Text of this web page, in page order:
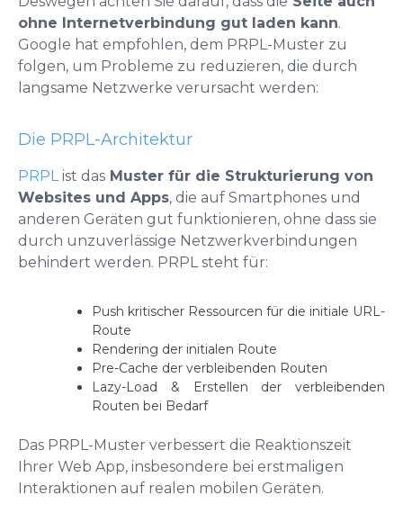
ohne Internetverbindung gut laden kann.
Google hat empfohlen, dem PRPL-Muster zu
folgen, um Probleme zu reduzieren, die durch
langsame Netzwerke verursacht werden:
Die PRPL-Architektur
PRPL ist das Muster für die Strukturierung von
Websites und Apps, die auf Smartphones und
anderen Geräten gut funktionieren, ohne dass sie
durch unzuverlässige Netzwerkverbindungen
behindert werden. PRPL steht für:
Push kritischer Ressourcen für die initiale URL-
Route
Rendering der initialen Route
Pre-Cache der verbleibenden Routen
Lazy-Load & Erstellen der verbleibenden
Routen bei Bedarf
Das PRPL-Muster verbessert die Reaktionszeit
Ihrer Web App, insbesondere bei erstmaligen
Interaktionen auf realen mobilen Geräten.